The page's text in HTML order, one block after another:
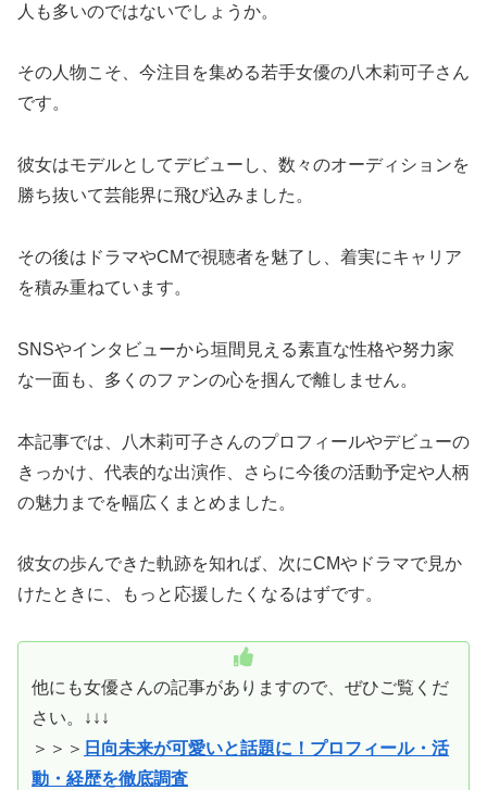
人も多いのではないでしょうか。
その人物こそ、今注目を集める若手女優の八木莉可子さん
です。
彼女はモデルとしてデビューし、数々のオーディションを
勝ち抜いて芸能界に飛び込みました。
その後はドラマやCMで視聴者を魅了し、着実にキャリア
を積み重ねています。
SNSやインタビューから垣間見える素直な性格や努力家
な一面も、多くのファンの心を掴んで離しません。
本記事では、八木莉可子さんのプロフィールやデビューの
きっかけ、代表的な出演作、さらに今後の活動予定や人柄
の魅力までを幅広くまとめました。
彼女の歩んできた軌跡を知れば、次にCMやドラマで見か
けたときに、もっと応援したくなるはずです。
他にも女優さんの記事がありますので、ぜひご覧くだ
さい。↓↓↓
＞＞＞ 日向未来が可愛いと話題に！プロフィール・活
動・経歴を徹底調査